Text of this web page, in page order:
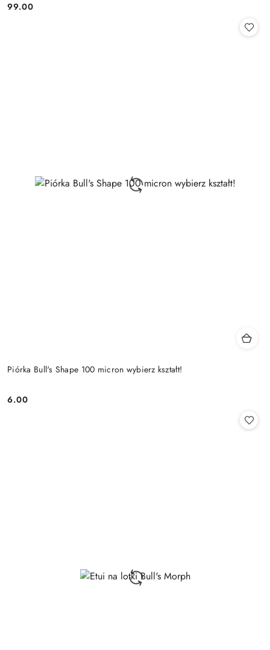
Cena:
99.00
Piórka Bull's Shape 100 micron wybierz kształt!
Cena:
6.00